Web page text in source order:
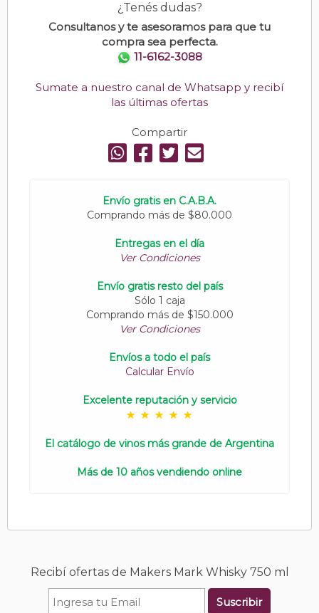
¿Tenés dudas?
Consultanos y te asesoramos para que tu
compra sea perfecta.
11-6162-3088
Sumate a nuestro canal de Whatsapp y recibí
las últimas ofertas
Compartir
Envío gratis en C.A.B.A.
Comprando más de $80.000
Entregas en el día
Ver Condiciones
Envío gratis resto del país
Sólo 1 caja
Comprando más de $150.000
Ver Condiciones
Envíos a todo el país
Calcular Envío
Excelente reputación y servicio
El catálogo de vinos más grande de Argentina
Más de 10 años vendiendo online
Recibí ofertas de Makers Mark Whisky 750 ml
Suscribir